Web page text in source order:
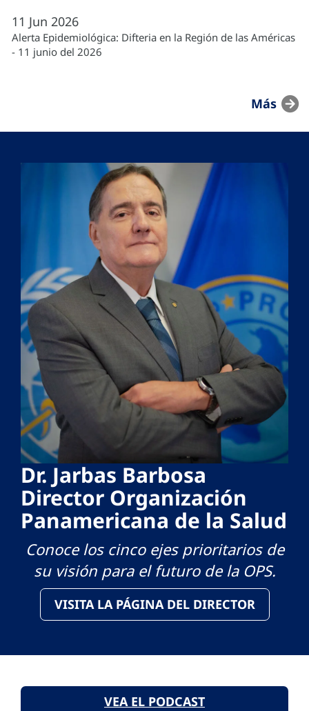
11 Jun 2026
Alerta Epidemiológica: Difteria en la Región de las Américas
- 11 junio del 2026
Más
Dr. Jarbas Barbosa
Director Organización
Panamericana de la Salud
Conoce los cinco ejes prioritarios de
su visión para el futuro de la OPS.
VISITA LA PÁGINA DEL DIRECTOR
VEA EL PODCAST